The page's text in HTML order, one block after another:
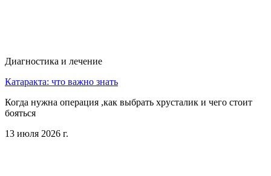
Диагностика и лечение
Катаракта: что важно знать
Когда нужна операция ,как выбрать хрусталик и чего стоит
бояться
13 июля 2026 г.